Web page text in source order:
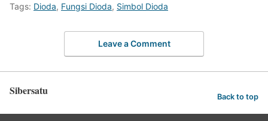
Tags: Dioda, Fungsi Dioda, Simbol Dioda
Leave a Comment
Sibersatu Back to top